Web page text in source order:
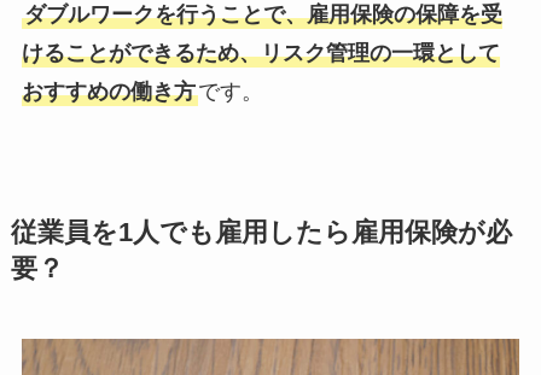
ダブルワークを行うことで、雇用保険の保障を受
けることができるため、リスク管理の一環として
おすすめの働き方です。
従業員を1人でも雇用したら雇用保険が必
要？